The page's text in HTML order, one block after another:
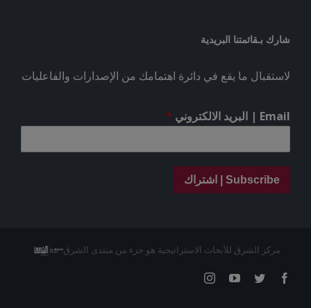
شارك بـقائمتنا البريدية
لاستقبال ما يقع في دائرة اهتمامك من الإصدارات والفاعليات
Email | البريد الالكتروني *
Subscribe | اشتراك
مركز الشرق للأبحاث الاستراتيجية هو جزء من منتدى الشرق
Facebook
Twitter
YouTube
Instagram